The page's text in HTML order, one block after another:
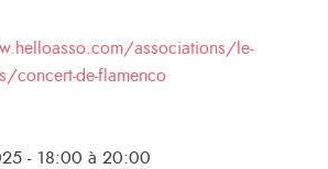
associations/le-
concert-de-flamenco
- 18:00 à 20:00